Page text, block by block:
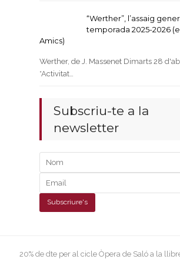
“Werther”, l’assaig
temporada 2025-2026
Amics)
Werther, de J. Massenet Dimarts 28
*Activitat…
Subscriu-te a la
newsletter
next
20% de dte per al cicle Òpera de Saló a la